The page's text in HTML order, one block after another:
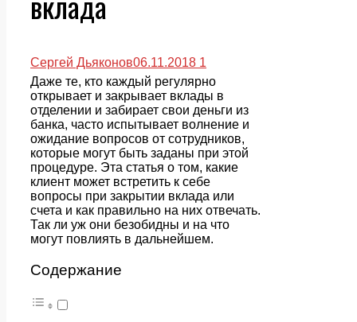
Сергей Дьяконов06.11.2018 1
Даже те, кто каждый регулярно
открывает и закрывает вклады в
отделении и забирает свои деньги из
банка, часто испытывает волнение и
ожидание вопросов от сотрудников,
которые могут быть заданы при этой
процедуре. Эта статья о том, какие
клиент может встретить к себе
вопросы при закрытии вклада или
счета и как правильно на них отвечать.
Так ли уж они безобидны и на что
могут повлиять в дальнейшем.
Содержание